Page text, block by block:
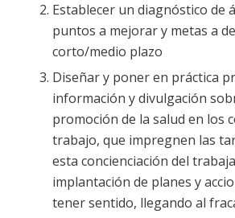
Establecer un diagnóstico de
puntos a mejorar y metas a
corto/medio plazo
Diseñar y poner en práctica
información y divulgación
promoción de la salud en los
trabajo, que impregnen las
esta concienciación del
implantación de planes y
tener sentido, llegando al